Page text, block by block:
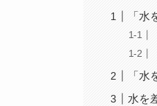
「
「
水を